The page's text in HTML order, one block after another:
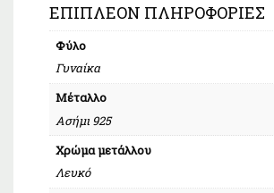
ΕΠΙΠΛΈΟΝ ΠΛΗΡΟΦΟΡΊΕΣ
Φύλο
Γυναίκα
Μέταλλο
Ασήμι 925
Χρώμα μετάλλου
Λευκό